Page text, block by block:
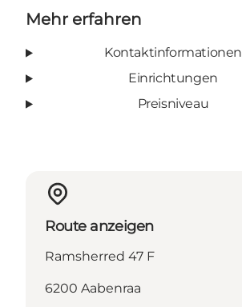
Mehr erfahren
Kontaktinformationen
Einrichtungen
Preisniveau
Route anzeigen
Ramsherred 47 F
6200 Aabenraa